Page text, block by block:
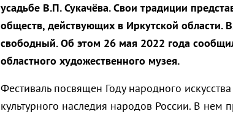
усадьбе В.П. Сукачёва. Свои традиции
обществ, действующих в Иркутской области.
свободный. Об этом 26 мая 2022 года
областного художественного музея.
Фестиваль посвящен Году народного
культурного наследия народов России. В нем